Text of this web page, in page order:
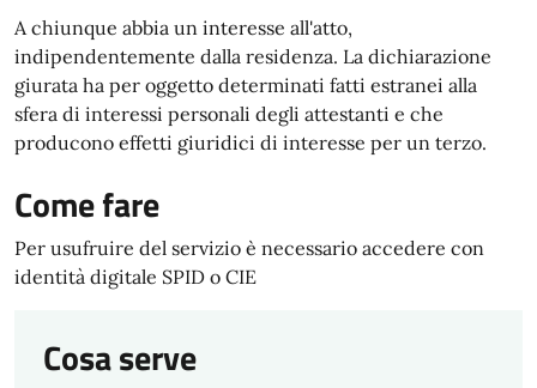
A chiunque abbia un interesse all'atto,
indipendentemente dalla residenza. La dichiarazione
giurata ha per oggetto determinati fatti estranei alla
sfera di interessi personali degli attestanti e che
producono effetti giuridici di interesse per un terzo.
Come fare
Per usufruire del servizio è necessario accedere con
identità digitale SPID o CIE
Cosa serve